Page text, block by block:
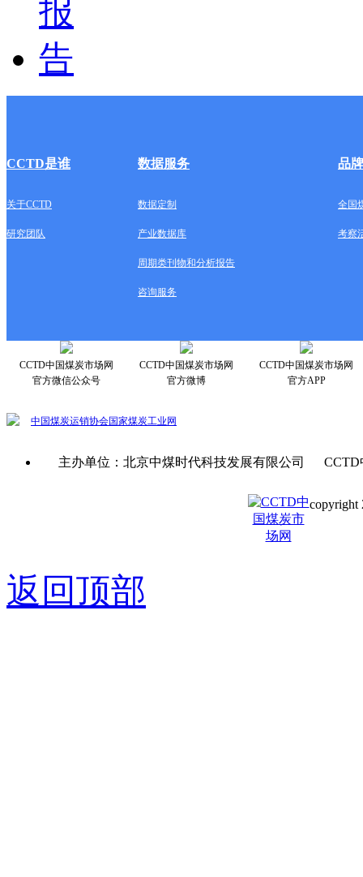
CCTD是谁 数据服务 品
关于CCTD 数据定制 全国
研究团队 产业数据库 考察
周期类刊物和分析报告
咨询服务
CCTD中国煤炭市场网
官方微信公众号
CCTD中国煤炭市场网
官方微博
CCTD中国煤炭市场网
官方APP
中国煤炭运销协会国家煤炭工业网
主办单位：北京中煤时代科技发展有限公司
copyright
返回顶部